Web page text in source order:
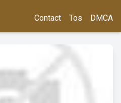
Contact Tos DMCA